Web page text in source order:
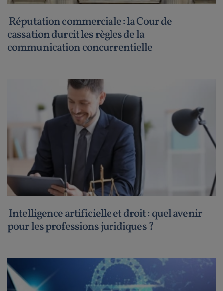
Réputation commerciale : la Cour de
cassation durcit les règles de la
communication concurrentielle
Intelligence artificielle et droit : quel avenir
pour les professions juridiques ?